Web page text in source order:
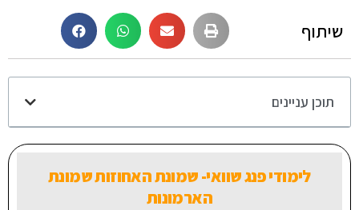
שיתוף
תוכן עניינים
לימודי פנג שוואי- שמונת האחוזות שמונת
הארמונות